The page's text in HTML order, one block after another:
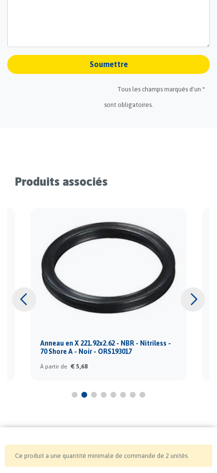
Soumettre
Tous les champs marqués d'un *
sont obligatoires.
Produits associés
Anneau en X 221.92x2.62 - NBR - Nitriless -
70 Shore A - Noir - ORS193017
À partir de € 5,68
Ce produit a une quantité minimale de commande de 2 unités.